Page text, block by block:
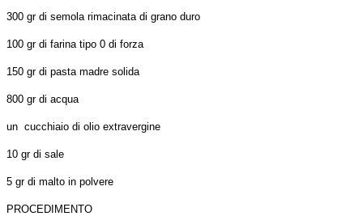
300 gr di semola rimacinata di grano duro
100 gr di farina tipo 0 di forza
150 gr di pasta madre solida
800 gr di acqua
un cucchiaio di olio extravergine
10 gr di sale
5 gr di malto in polvere
PROCEDIMENTO